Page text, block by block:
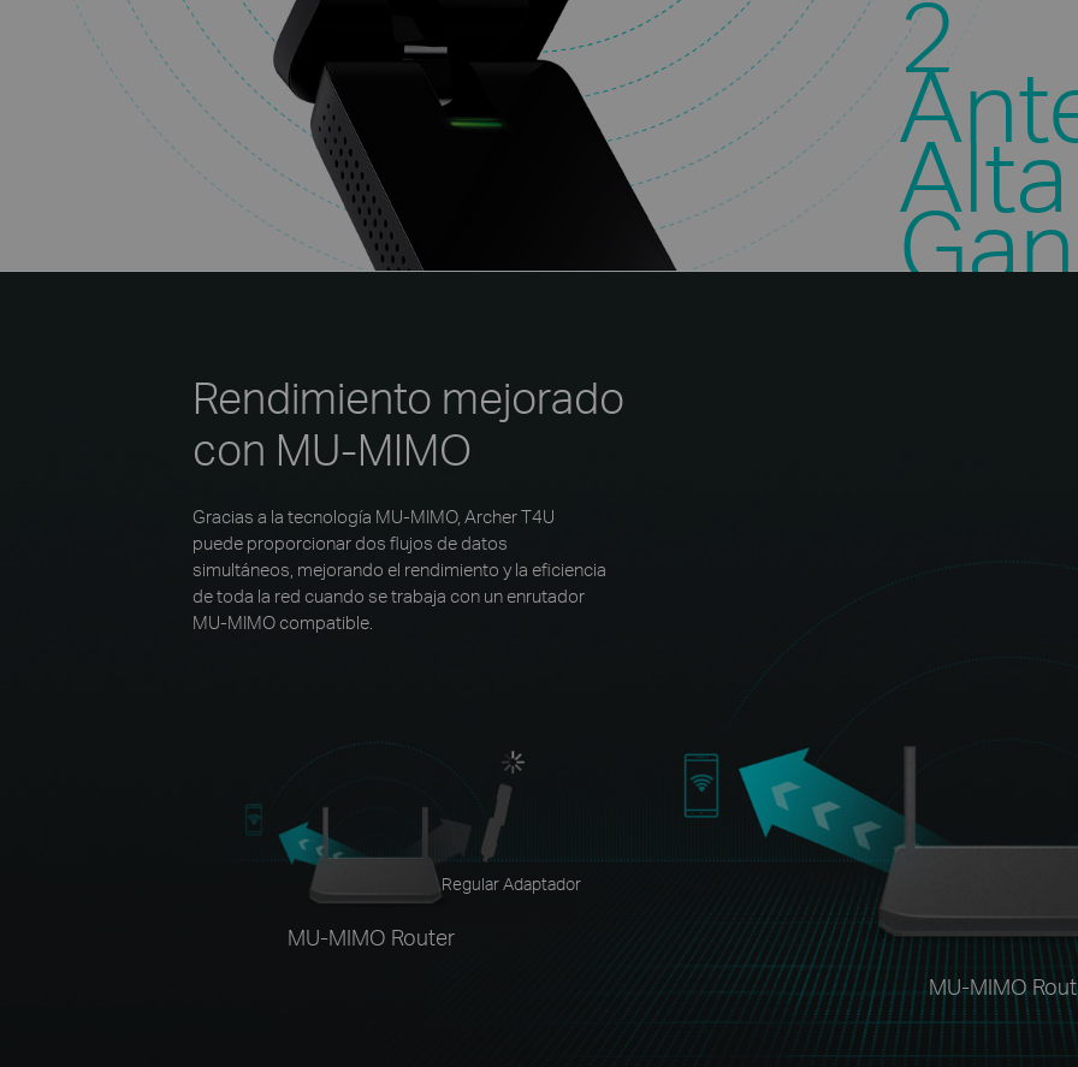
2
Alta
Rendimiento mejorado
con MU-MIMO
Gracias a la tecnología MU-MIMO, Archer T4U
puede proporcionar dos flujos de datos
simultáneos, mejorando el rendimiento y la eficiencia
de toda la red cuando se trabaja con un enrutador
MU-MIMO compatible.
MU-MIMO Router
Regular Adaptador
MU-MIMO